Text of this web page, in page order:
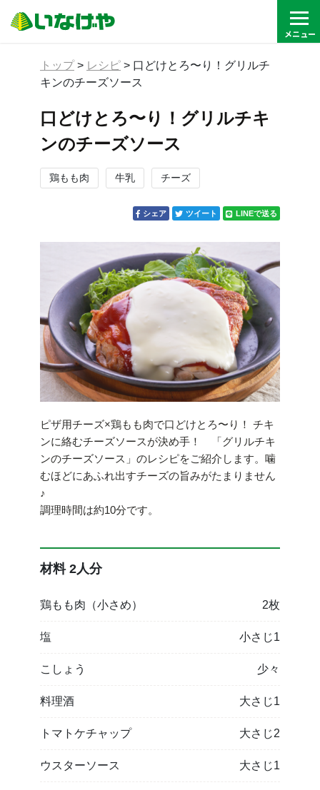
トップ > レシピ > 口どけとろ〜り！グリルチ
キンのチーズソース
口どけとろ〜り！グリルチキ
ンのチーズソース
鶏もも肉 牛乳 チーズ
シェア ツイート LINEで送る
ピザ用チーズ×鶏もも肉で口どけとろ〜り！ チキ
ンに絡むチーズソースが決め手！ 「グリルチキ
ンのチーズソース」のレシピをご紹介します。噛
むほどにあふれ出すチーズの旨みがたまりません
♪
調理時間は約10分です。
材料 2人分
鶏もも肉（小さめ） 2枚
塩 小さじ1
こしょう 少々
料理酒 大さじ1
トマトケチャップ 大さじ2
ウスターソース 大さじ1